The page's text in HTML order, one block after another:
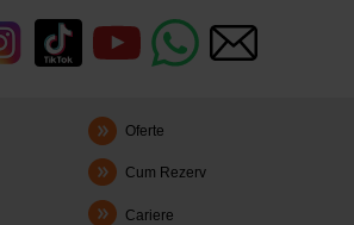
Oferte
Cum Rezerv
Cariere